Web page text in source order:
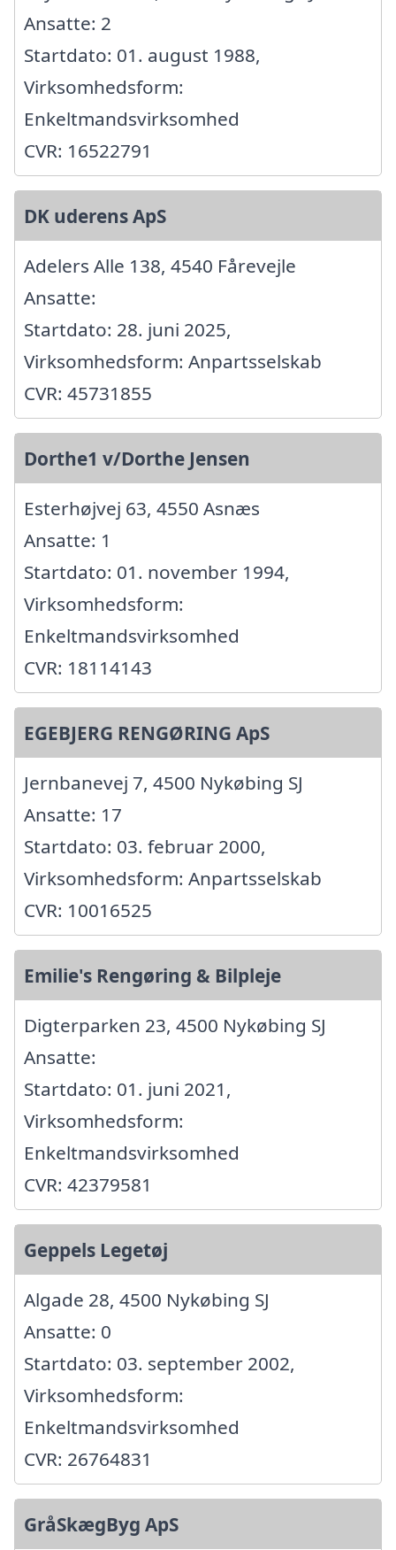
Ansatte: 2
Startdato: 01. august 1988,
Virksomhedsform:
Enkeltmandsvirksomhed
CVR: 16522791
DK uderens ApS
Adelers Alle 138, 4540 Fårevejle
Ansatte:
Startdato: 28. juni 2025,
Virksomhedsform: Anpartsselskab
CVR: 45731855
Dorthe1 v/Dorthe Jensen
Esterhøjvej 63, 4550 Asnæs
Ansatte: 1
Startdato: 01. november 1994,
Virksomhedsform:
Enkeltmandsvirksomhed
CVR: 18114143
EGEBJERG RENGØRING ApS
Jernbanevej 7, 4500 Nykøbing SJ
Ansatte: 17
Startdato: 03. februar 2000,
Virksomhedsform: Anpartsselskab
CVR: 10016525
Emilie's Rengøring & Bilpleje
Digterparken 23, 4500 Nykøbing SJ
Ansatte:
Startdato: 01. juni 2021,
Virksomhedsform:
Enkeltmandsvirksomhed
CVR: 42379581
Geppels Legetøj
Algade 28, 4500 Nykøbing SJ
Ansatte: 0
Startdato: 03. september 2002,
Virksomhedsform:
Enkeltmandsvirksomhed
CVR: 26764831
GråSkægByg ApS